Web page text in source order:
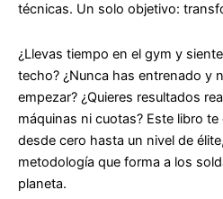
técnicas. Un solo objetivo:
¿Llevas tiempo en el gym y
techo? ¿Nunca has entrenado y
empezar? ¿Quieres resultados
máquinas ni cuotas? Este libro
desde cero hasta un nivel de
metodología que forma a los
planeta.